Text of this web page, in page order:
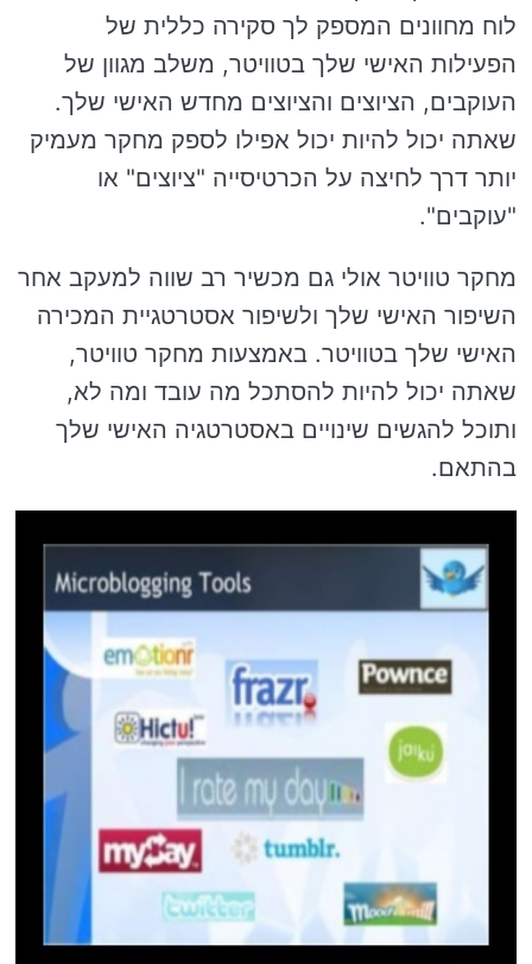
לוח מחוונים המספק לך סקירה כללית של
הפעילות האישי שלך בטוויטר, משלב מגוון של
העוקבים, הציוצים והציוצים מחדש האישי שלך.
שאתה יכול להיות יכול אפילו לספק מחקר מעמיק
יותר דרך לחיצה על הכרטיסייה "ציוצים" או
"עוקבים".
מחקר טוויטר אולי גם מכשיר רב שווה למעקב אחר
השיפור האישי שלך ולשיפור אסטרטגיית המכירה
האישי שלך בטוויטר. באמצעות מחקר טוויטר,
שאתה יכול להיות להסתכל מה עובד ומה לא,
ותוכל להגשים שינויים באסטרטגיה האישי שלך
בהתאם.